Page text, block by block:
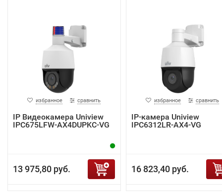
избранное сравнить
IP Видеокамера Uniview
IPC675LFW-AX4DUPKC-VG
13 975,80 руб.
избранное сравнить
IP-камера Uniview
IPC6312LR-AX4-VG
16 823,40 руб.